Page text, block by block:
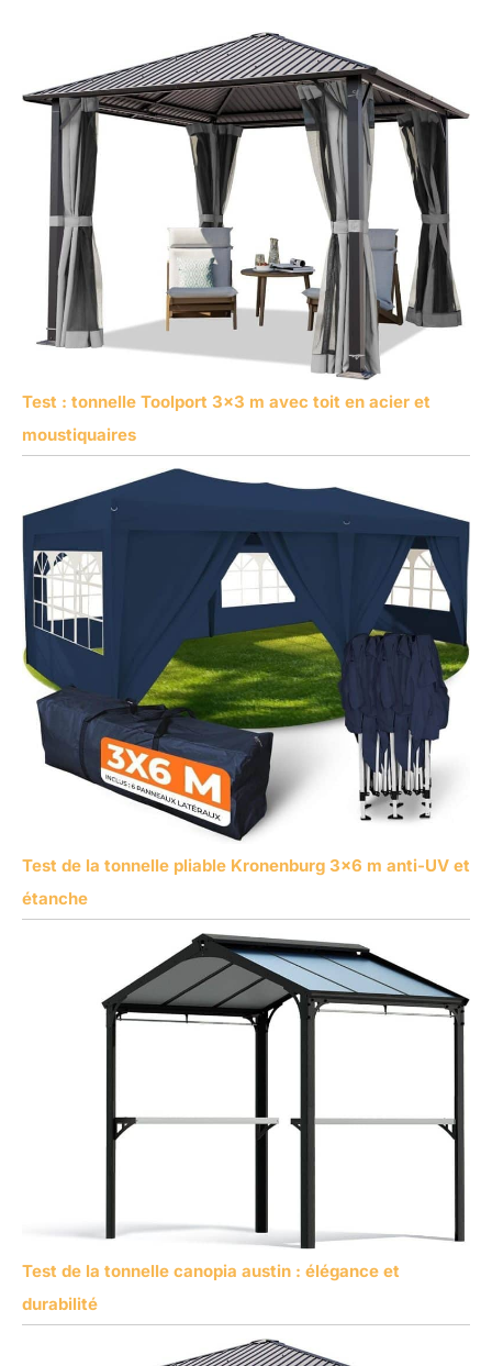
Test : tonnelle Toolport 3×3 m avec toit en acier et
moustiquaires
Test de la tonnelle pliable Kronenburg 3×6 m anti-UV et
étanche
Test de la tonnelle canopia austin : élégance et
durabilité